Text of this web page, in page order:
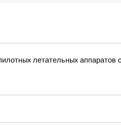
летательных аппаратов